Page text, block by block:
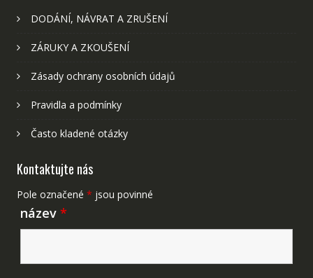
DODÁNÍ, NÁVRAT A ZRUŠENÍ
ZÁRUKY A ZKOUŠENÍ
Zásady ochrany osobních údajů
Pravidla a podmínky
Často kladené otázky
Kontaktujte nás
Pole označené * jsou povinné
název *